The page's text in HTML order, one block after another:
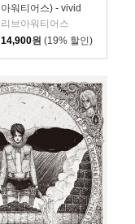
아워티어스) - vivid
pillow
리브아워티어스
14,900원 (19% 할인)